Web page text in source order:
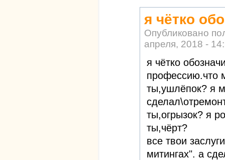
я чётко
Опубликовано
апреля, 2018 -
я чётко
профессию.что
ты,ушлёпок? я
ты,огрызок? я
ты,чёрт?
все твои
митингах". а